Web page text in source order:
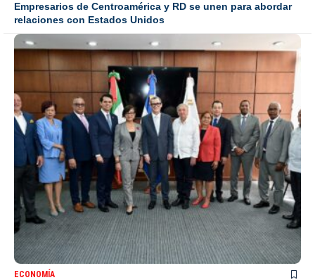
Empresarios de Centroamérica y RD se unen para abordar
relaciones con Estados Unidos
ECONOMÍA